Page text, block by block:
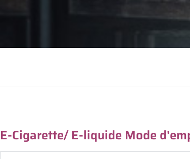
E-Cigarette/ E-liquide Mode